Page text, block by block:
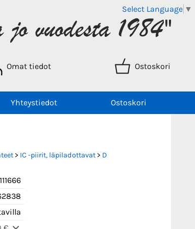
Select Language ▼
Omat tiedot Ostoskori
Yhteystiedot Ostoskori
> IC -piirit, läpiladottavat> D
111666